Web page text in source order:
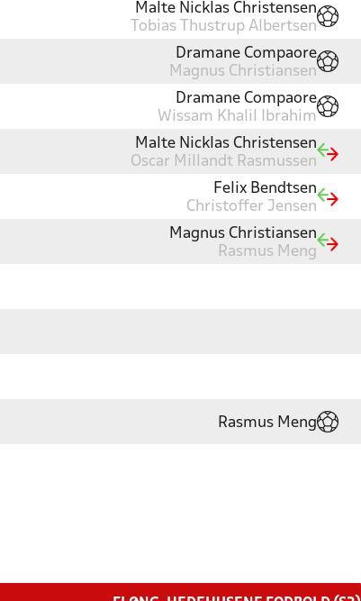
Malte Nicklas Christensen
Tobias Thustrup Albertsen
Dramane Compaore
Magnus Christiansen
Dramane Compaore
Wissam Khalil Ibrahim
Malte Nicklas Christensen
Oscar Millandt Rasmussen
Felix Bendtsen
Christoffer Jensen
Magnus Christiansen
Rasmus Meng
Rasmus Meng